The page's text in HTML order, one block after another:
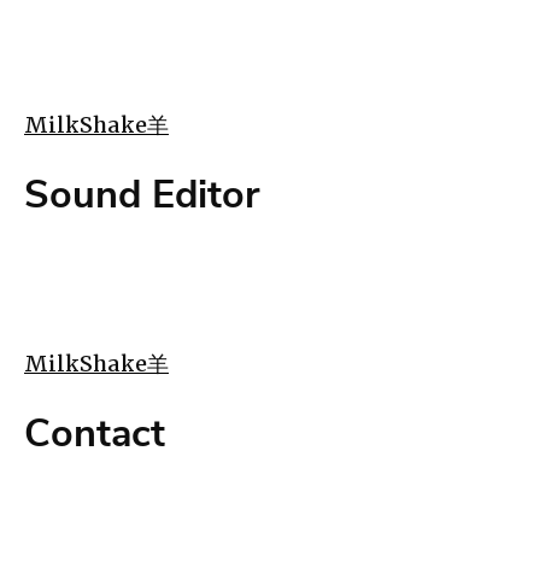
MilkShake羊
Sound Editor
MilkShake羊
Contact